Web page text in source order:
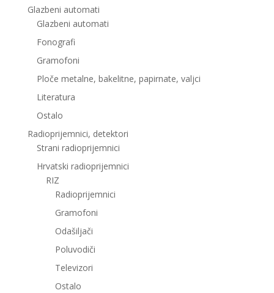
Glazbeni automati
Glazbeni automati
Fonografi
Gramofoni
Ploče metalne, bakelitne, papirnate, valjci
Literatura
Ostalo
Radioprijemnici, detektori
Strani radioprijemnici
Hrvatski radioprijemnici
RIZ
Radioprijemnici
Gramofoni
Odašiljači
Poluvodiči
Televizori
Ostalo